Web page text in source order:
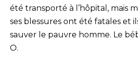
été transporté à l’hôpital, mais
ses blessures ont été fatales et
sauver le pauvre homme. Le
O.